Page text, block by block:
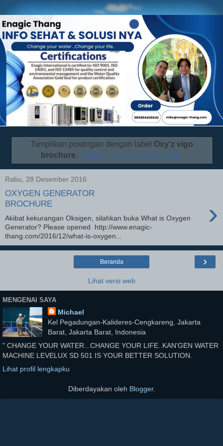
Tampilkan postingan dengan label Oxy'z vigo
brochure. Tampilkan semua postingan
Rabu, 28 Desember 2016
OXYGEN GENERATOR
BROCHURE
›
Akibat kekurangan Oksigen, silahkan buka What is Oxygen
Generator? Please opened http://www.enagic-
thang.com/2016/12/what-is-oxygen...
›
Beranda
Lihat versi web
MENGENAI SAYA
Michael
Kel Pegadungan-Kalideres-Cengkareng, Jakarta
Barat, Jakarta Barat, Indonesia
" CHANGE YOUR WATER...CHANGE YOUR LIFE..KAN'GEN WATER
MACHINE LEVELUX SD 501 IS YOUR BETTER SOLUTION.
Lihat profil lengkapku
Diberdayakan oleh Blogger.